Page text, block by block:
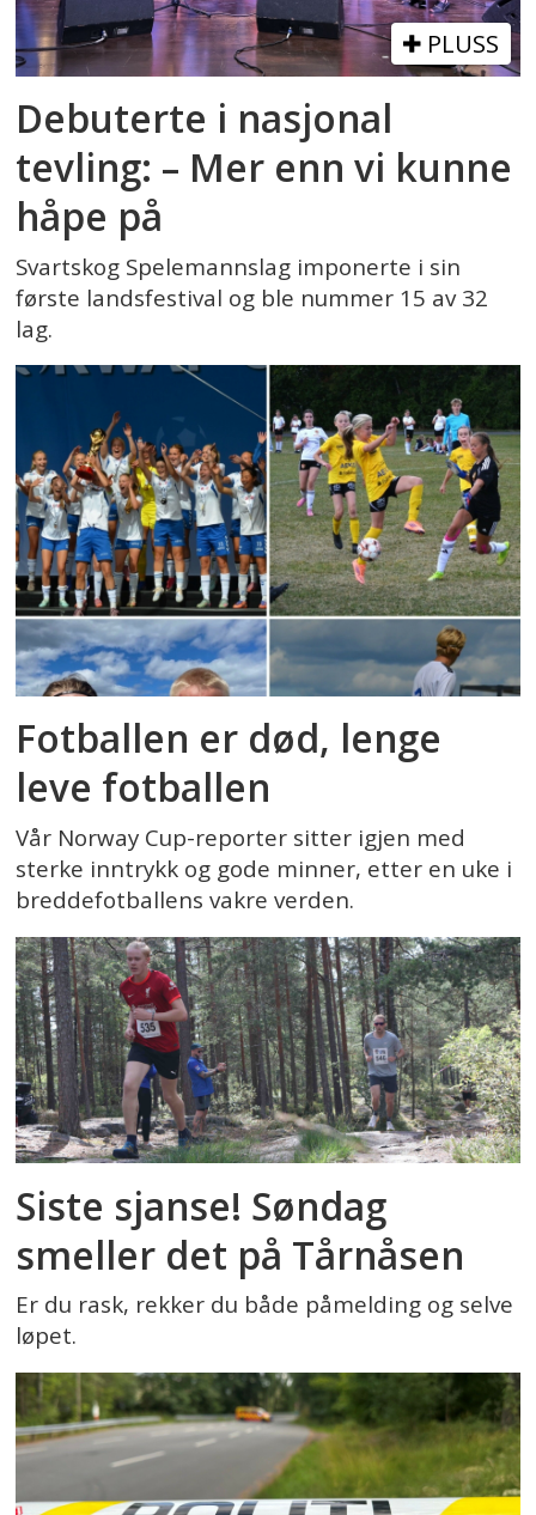
PLUSS
Debuterte i nasjonal
tevling: – Mer enn vi kunne
håpe på
Svartskog Spelemannslag imponerte i sin
første landsfestival og ble nummer 15 av 32
lag.
Fotballen er død, lenge
leve fotballen
Vår Norway Cup-reporter sitter igjen med
sterke inntrykk og gode minner, etter en uke i
breddefotballens vakre verden.
Siste sjanse! Søndag
smeller det på Tårnåsen
Er du rask, rekker du både påmelding og selve
løpet.